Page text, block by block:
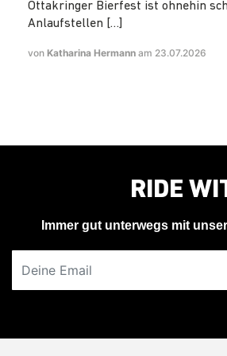
Ottakringer Bierfest ist ohnehin
Anlaufstellen […]
von Katharina Hermann am 23.07.2026
RIDE
Immer gut unterwegs mit